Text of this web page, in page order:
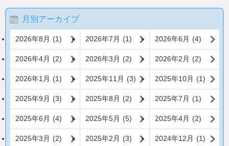
月別アーカイブ
2026年8月 (1) 2026年7月 (1) 2026年6月 (4)
2026年4月 (2) 2026年3月 (2) 2026年2月 (2)
2026年1月 (1) 2025年11月 (3) 2025年10月 (1)
2025年9月 (3) 2025年8月 (2) 2025年7月 (1)
2025年6月 (4) 2025年5月 (5) 2025年4月 (2)
2025年3月 (2) 2025年2月 (3) 2024年12月 (1)